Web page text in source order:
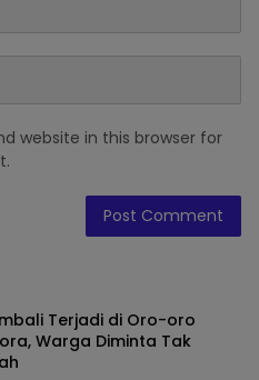
website in this browser for
Terjadi di Oro-oro
Warga Diminta Tak